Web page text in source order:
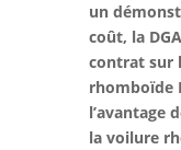
un
coût, la
contrat sur
rhomboïde
l’avantage
la voilure